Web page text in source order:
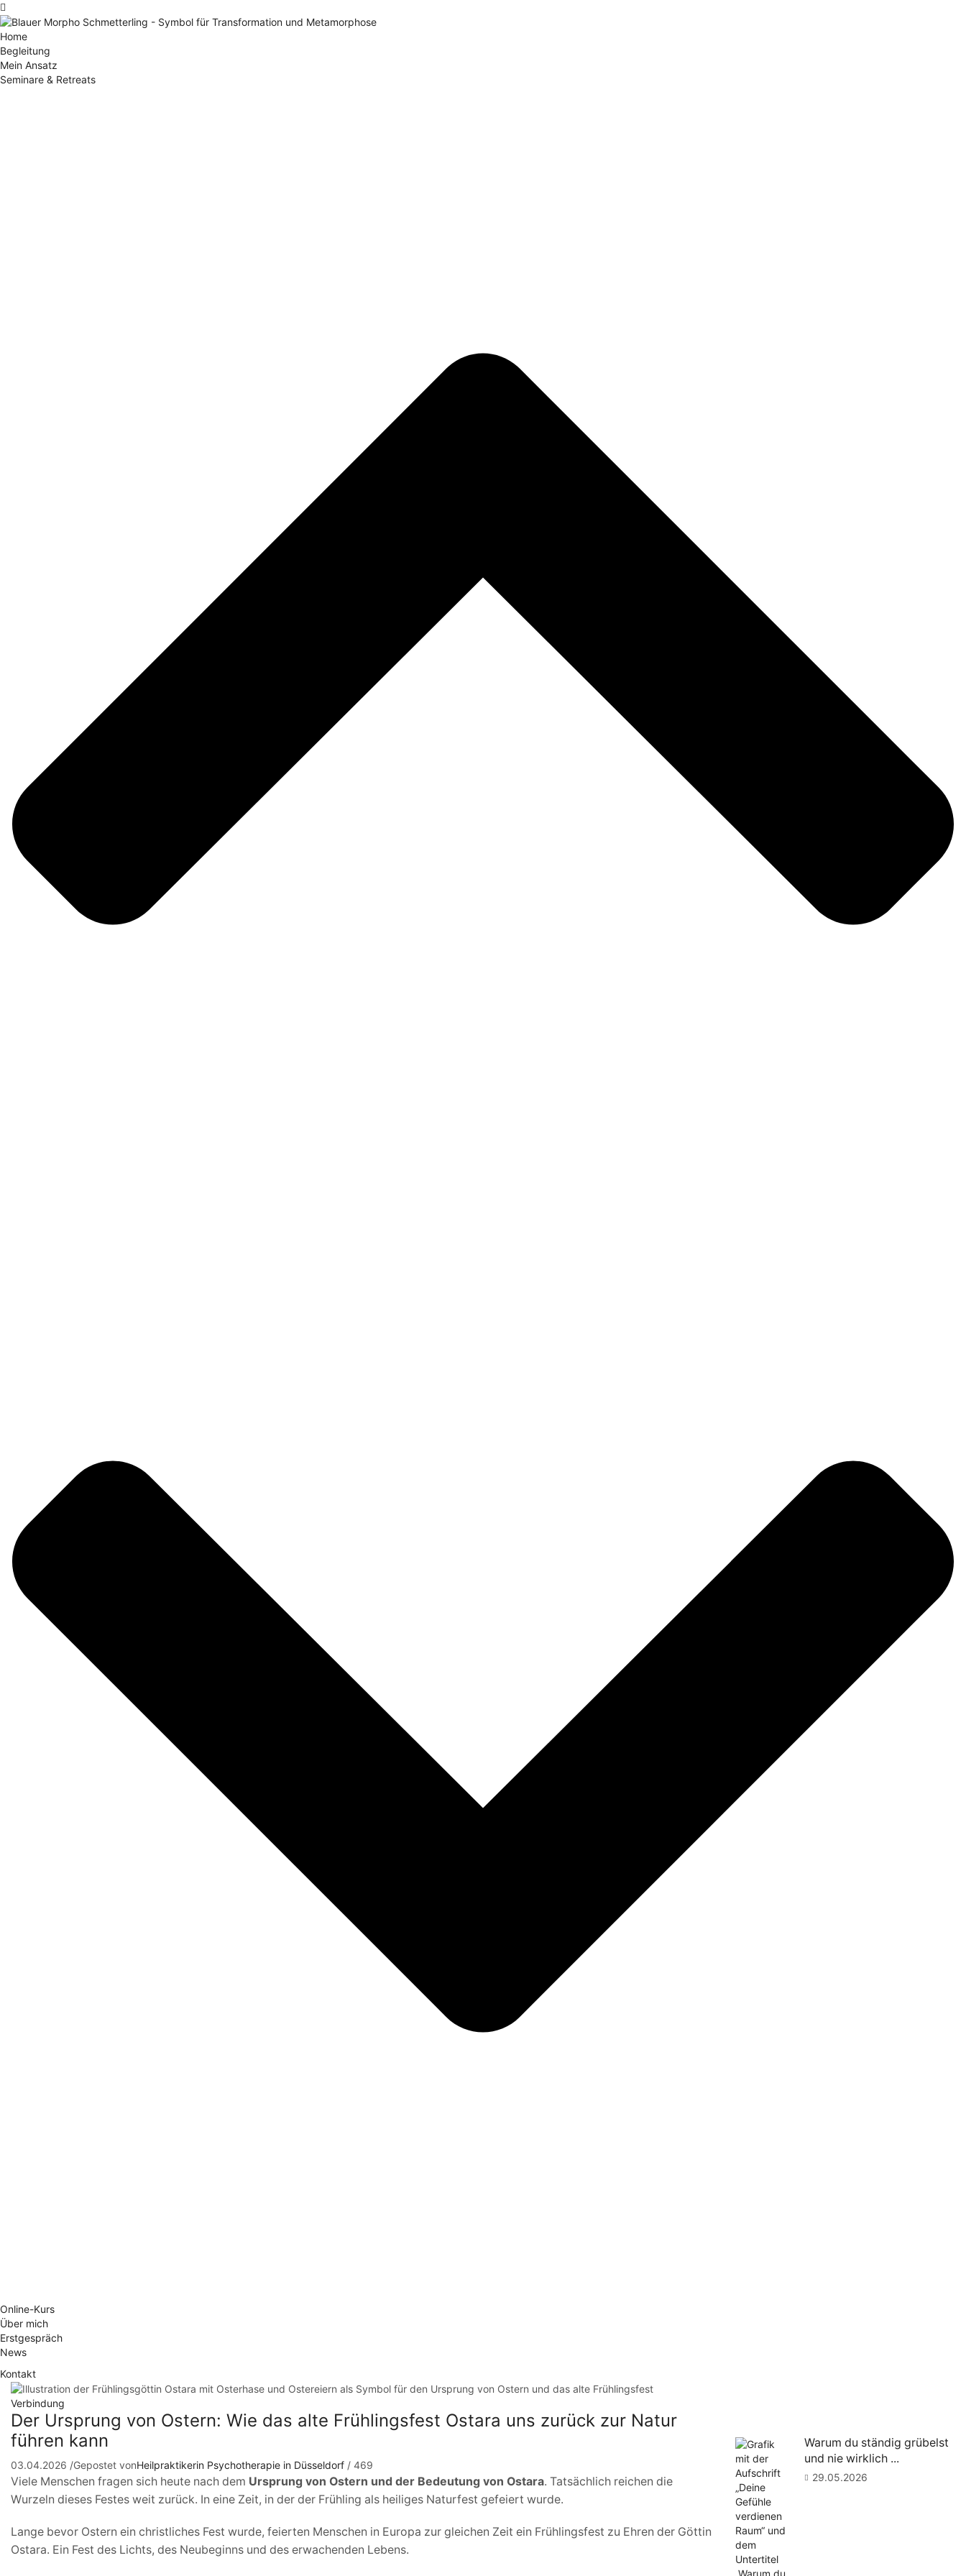
Home
Begleitung
Mein Ansatz
Seminare & Retreats
Online-Kurs
Über mich
Erstgespräch
News
Kontakt
Verbindung
Der Ursprung von Ostern: Wie das alte Frühlingsfest Ostara uns zurück zur Natur
führen kann
03.04.2026 /Gepostet vonHeilpraktikerin Psychotherapie in Düsseldorf / 469
Viele Menschen fragen sich heute nach dem Ursprung von Ostern und der Bedeutung von Ostara. Tatsächlich reichen die
Wurzeln dieses Festes weit zurück. In eine Zeit, in der der Frühling als heiliges Naturfest gefeiert wurde.
Lange bevor Ostern ein christliches Fest wurde, feierten Menschen in Europa zur gleichen Zeit ein Frühlingsfest zu Ehren der Göttin
Ostara. Ein Fest des Lichts, des Neubeginns und des erwachenden Lebens.
Warum du ständig grübelst
und nie wirklich ...
29.05.2026